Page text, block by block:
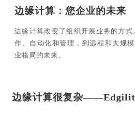
边缘计算：您企业的未来
边缘计算改变了组织开展业务的方
作、自动化和管理，到远程和大规
业格局的未来。
边缘计算很复杂